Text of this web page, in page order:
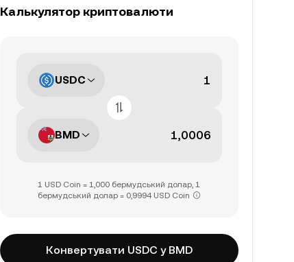
Калькулятор криптовалюти
USDC
BMD
1 USD Coin = 1,000 бермудський долар, 1
бермудський долар = 0,9994 USD Coin
Конвертувати USDC у BMD